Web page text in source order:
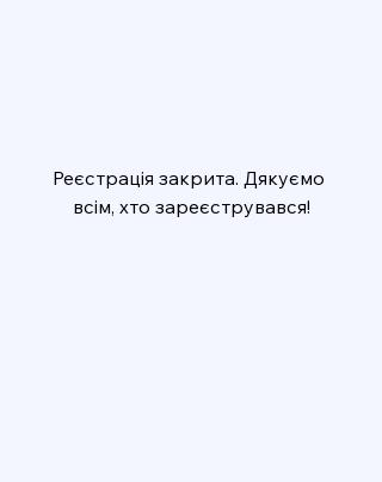
Реєстрація закрита. Дякуємо
всім, хто зареєструвався!